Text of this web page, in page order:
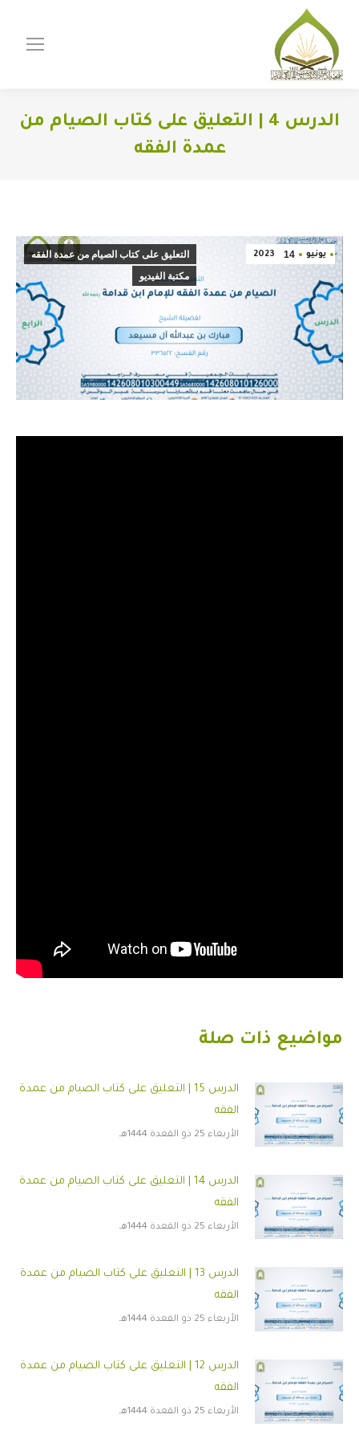
الدرس 4 | التعليق على كتاب الصيام من
عمدة الفقه
يونيو 14
2023
التعليق على كتاب الصيام من عمدة الفقه
مكتبة الفيديو
مواضيع ذات صلة
الدرس 15 | التعليق على كتاب الصيام من عمدة
الفقه
الأربعاء 25 ذو القعدة 1444هـ
الدرس 14 | التعليق على كتاب الصيام من عمدة
الفقه
الأربعاء 25 ذو القعدة 1444هـ
الدرس 13 | التعليق على كتاب الصيام من عمدة
الفقه
الأربعاء 25 ذو القعدة 1444هـ
الدرس 12 | التعليق على كتاب الصيام من عمدة
الفقه
الأربعاء 25 ذو القعدة 1444هـ